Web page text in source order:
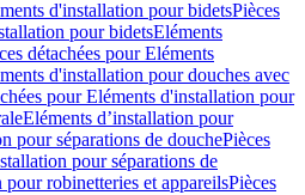
d'installation pour bidetsPièces
pour bidetsEléments
détachées pour Eléments
d'installation pour douches avec
pour Eléments d'installation pour
Eléments d’installation pour
pour séparations de douchePièces
pour séparations de
robinetteries et appareilsPièces